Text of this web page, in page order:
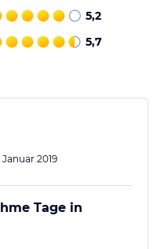
KönigsCard erhalten Sie
Nutzung der Bergbahnen
Nutzen Sie diese
mit Hilfe von KI. Alle
der Buchung die
5,2
5,7
2019
Tage in